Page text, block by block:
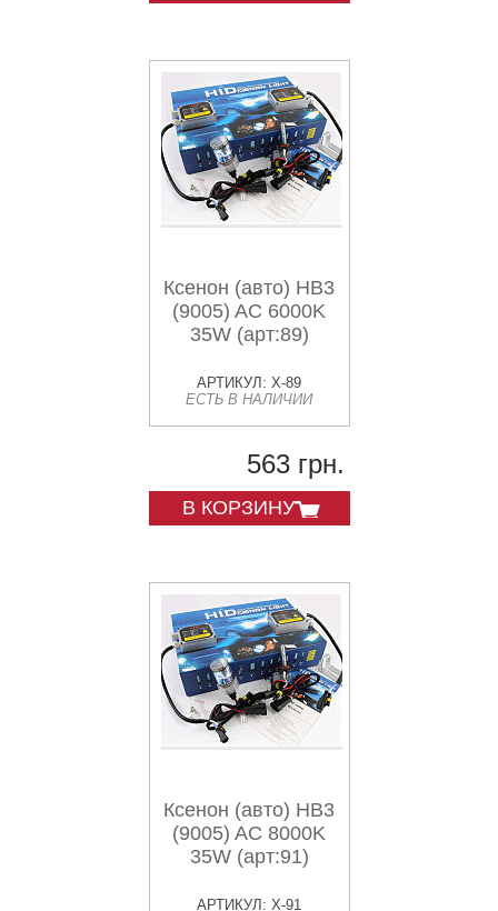
Ксенон (авто) HB3
(9005) AC 6000K
35W (арт:89)
АРТИКУЛ: X-89
ЕСТЬ В НАЛИЧИИ
563 грн.
В КОРЗИНУ
Ксенон (авто) HB3
(9005) AC 8000K
35W (арт:91)
АРТИКУЛ: X-91